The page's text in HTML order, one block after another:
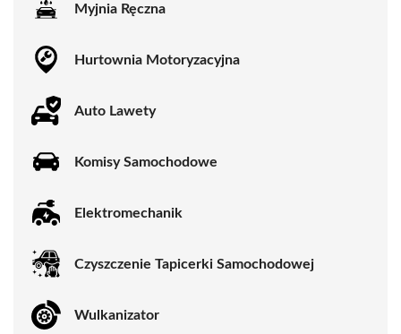
Myjnia Ręczna
Hurtownia Motoryzacyjna
Auto Lawety
Komisy Samochodowe
Elektromechanik
Czyszczenie Tapicerki Samochodowej
Wulkanizator